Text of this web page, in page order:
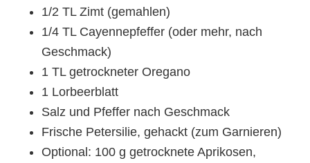
1/2 TL Zimt (gemahlen)
1/4 TL Cayennepfeffer (oder mehr, nach
Geschmack)
1 TL getrockneter Oregano
1 Lorbeerblatt
Salz und Pfeffer nach Geschmack
Frische Petersilie, gehackt (zum Garnieren)
Optional: 100 g getrocknete Aprikosen,